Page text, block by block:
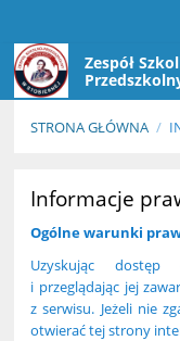
Zespół
STRONA GŁÓWNA /
prawne
Informacje
Ogólne warunki
Uzyskując dostęp
i przeglądając jej
z serwisu. Jeżeli nie
otwierać tej strony